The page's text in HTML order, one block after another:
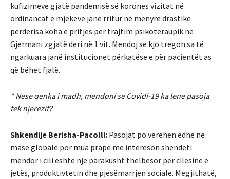
kufizimeve gjatë pandemisë së korones vizitat në
ordinancat e mjekëve janë rritur në mënyrë drastike
perderisa koha e pritjes për trajtim psikoteraupik në
Gjermani zgjatë deri në 1 vit. Mendoj se kjo tregon sa të
ngarkuara janë institucionet përkatëse e për pacientët as
që bëhet fjalë.
* Nese qenka i madh, mendoni se Covidi-19 ka lene pasoja
tek njerezit?
Shkendije Berisha-Pacolli: Pasojat po vërehen edhe në
mase globale por mua prapë më intereson shëndeti
mendor i cili është një parakusht thelbësor për cilësinë e
jetës, produktivtetin dhe pjesëmarrjen sociale. Megjithatë,